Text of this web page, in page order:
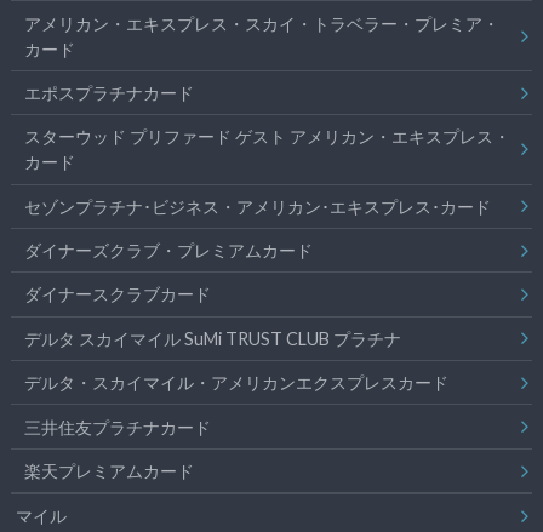
アメリカン・エキスプレス・スカイ・トラベラー・プレミア・
カード
エポスプラチナカード
スターウッド プリファード ゲスト アメリカン・エキスプレス・
カード
セゾンプラチナ･ビジネス・アメリカン･エキスプレス･カード
ダイナーズクラブ・プレミアムカード
ダイナースクラブカード
デルタ スカイマイル SuMi TRUST CLUB プラチナ
デルタ・スカイマイル・アメリカンエクスプレスカード
三井住友プラチナカード
楽天プレミアムカード
マイル